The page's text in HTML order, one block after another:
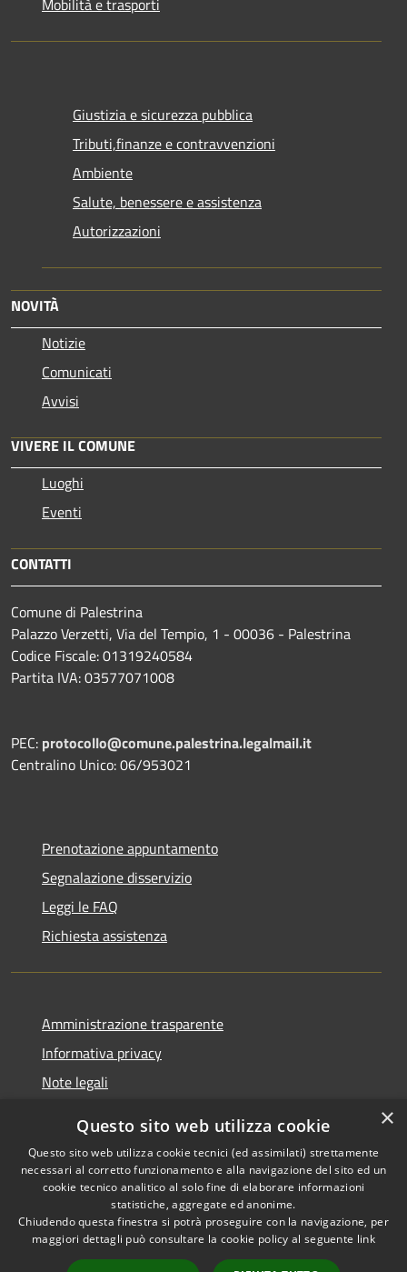
Mobilità e trasporti
Giustizia e sicurezza pubblica
Tributi,finanze e contravvenzioni
Ambiente
Salute, benessere e assistenza
Autorizzazioni
NOVITÀ
Notizie
Comunicati
Avvisi
VIVERE IL COMUNE
Luoghi
Eventi
CONTATTI
Comune di Palestrina
Palazzo Verzetti, Via del Tempio, 1 - 00036 - Palestrina
Codice Fiscale: 01319240584
Partita IVA: 03577071008
PEC: protocollo@comune.palestrina.legalmail.it
Centralino Unico: 06/953021
Prenotazione appuntamento
Segnalazione disservizio
Leggi le FAQ
Richiesta assistenza
Amministrazione trasparente
Informativa privacy
Note legali
Accessibilità
Privacy
Copyright © 2026 • Comune di
Palestrina • Powered by
Municipium•Accesso
×
Questo sito web utilizza cookie
Questo sito web utilizza cookie tecnici (ed assimilati) strettamente
necessari al corretto funzionamento e alla navigazione del sito ed un
cookie tecnico analitico al solo fine di elaborare informazioni
statistiche, aggregate ed anonime.
Chiudendo questa finestra si potrà proseguire con la navigazione, per
maggiori dettagli può consultare la cookie policy al seguente link